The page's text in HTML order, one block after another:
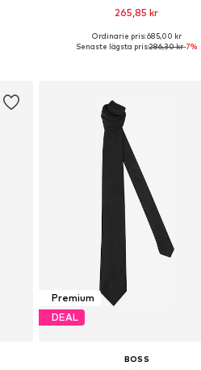
265,85 kr
Tillgängliga storlekar: One Size
Ordinarie pris: 685,00 kr
Senaste lägsta pris:286,30 kr-7%
Premium
DEAL
BOSS